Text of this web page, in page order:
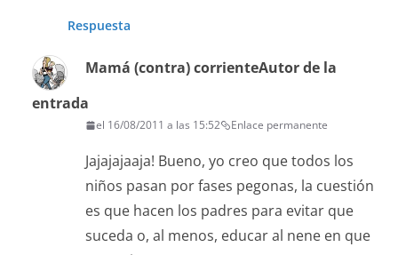
Respuesta
Mamá (contra) corrienteAutor de la
entrada
el 16/08/2011 a las 15:52 Enlace permanente
Jajajajaaja! Bueno, yo creo que todos los
niños pasan por fases pegonas, la cuestión
es que hacen los padres para evitar que
suceda o, al menos, educar al nene en que